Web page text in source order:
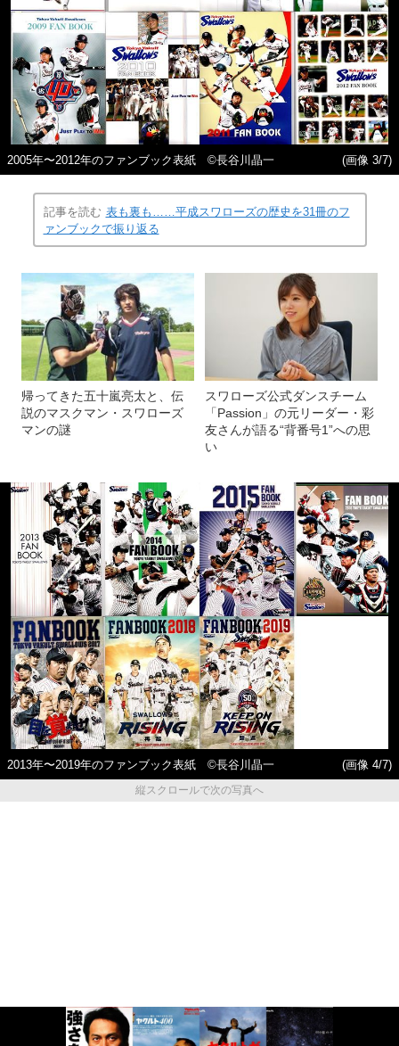
2005年〜2012年のファンブック表紙 ©長谷川晶一 (画像 3/7)
記事を読む 表も裏も……平成スワローズの歴史を31冊のフ
ァンブックで振り返る
帰ってきた五十嵐亮太と、伝
説のマスクマン・スワローズ
マンの謎
スワローズ公式ダンスチーム
「Passion」の元リーダー・彩
友さんが語る“背番号1”への思
い
2013年〜2019年のファンブック表紙 ©長谷川晶一
(画像 4/7)
縦スクロールで次の写真へ